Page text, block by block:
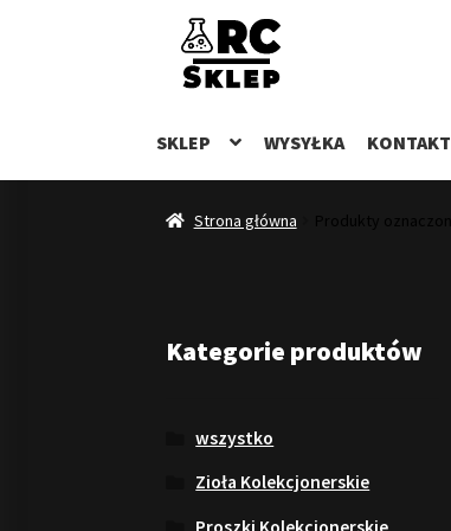
Przejdź
do
nawigacji
Przejdź
do
treści
SKLEP WYSYŁKA KONTAKT
Strona główna
Kategorie produktów
wszystko
Zioła Kolekcjonerskie